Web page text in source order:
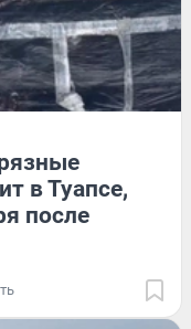
в Туапсе,
после